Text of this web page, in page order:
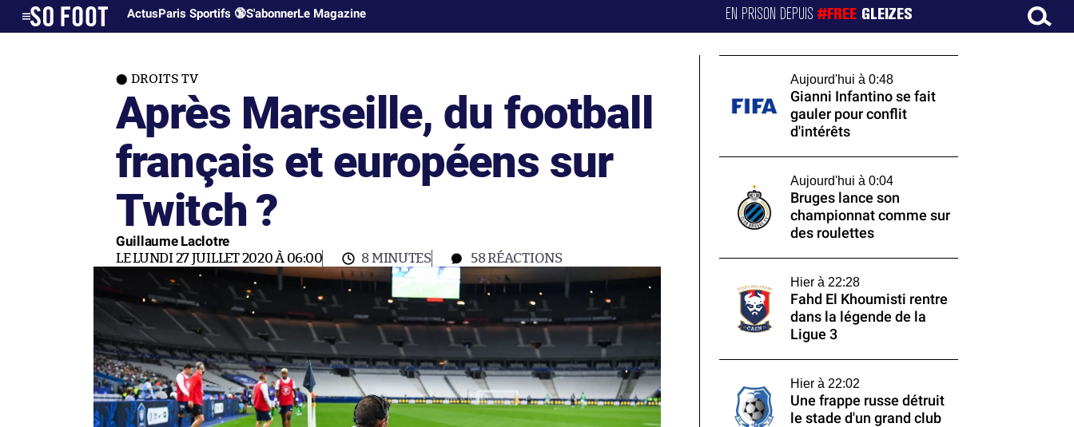
ActusParis Sportifs 🔞S'abonnerLe Magazine EN PRISON DEPUIS#FREE GLEIZES
DROITS TV
Après Marseille, du football
français et européens sur
Twitch ?
Guillaume Laclotre
LE LUNDI 27 JUILLET 2020 À 06:00 8 MINUTES 58RÉACTIONS
Aujourd'hui à 0:48
Gianni Infantino se fait
gauler pour conflit
d'intérêts
Aujourd'hui à 0:04
Bruges lance son
championnat comme sur
des roulettes
Hier à 22:28
Fahd El Khoumisti rentre
dans la légende de la
Ligue 3
Hier à 22:02
Une frappe russe détruit
le stade d'un grand club